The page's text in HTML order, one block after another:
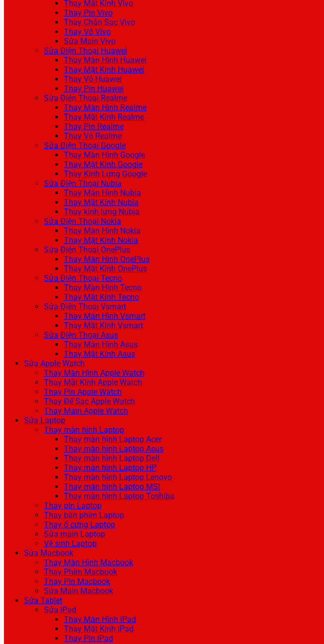
Thay Mặt Kính Vivo
Thay Pin Vivo
Thay Chân Sạc Vivo
Thay Vỏ Vivo
Sửa Main Vivo
Sửa Điện Thoại Huawei
Thay Màn Hình Huawei
Thay Mặt Kính Huawei
Thay Vỏ Huawei
Thay Pin Huawei
Sửa Điện Thoại Realme
Thay Màn Hình Realme
Thay Mặt Kính Realme
Thay Pin Realme
Thay Vỏ Realme
Sửa Điện Thoại Google
Thay Màn Hình Google
Thay Mặt Kính Google
Thay Kính Lưng Google
Sửa Điện Thoại Nubia
Thay Màn Hình Nubia
Thay Mặt Kính Nubia
Thay kính lưng Nubia
Sửa Điện Thoại Nokia
Thay Màn Hình Nokia
Thay Mặt Kính Nokia
Sửa Điện Thoại OnePlus
Thay Màn Hình OnePlus
Thay Mặt Kính OnePlus
Sửa Điện Thoại Tecno
Thay Màn Hình Tecno
Thay Mặt Kính Tecno
Sửa Điện Thoại Vsmart
Thay Màn Hình Vsmart
Thay Mặt Kính Vsmart
Sửa Điện Thoại Asus
Thay Màn Hình Asus
Thay Mặt Kính Asus
Sửa Apple Watch
Thay Màn Hình Apple Watch
Thay Mặt Kính Apple Watch
Thay Pin Apple Watch
Thay Đế Sạc Apple Watch
Thay Main Apple Watch
Sửa Laptop
Thay màn hình Laptop
Thay màn hình Laptop Acer
Thay màn hình Laptop Asus
Thay màn hình Laptop Dell
Thay màn hình Laptop HP
Thay màn hình Laptop Lenovo
Thay màn hình Laptop MSI
Thay màn hình Laptop Toshiba
Thay pin Laptop
Thay bàn phím Laptop
Thay ổ cứng Laptop
Sửa main Laptop
Vệ sinh Laptop
Sửa Macbook
Thay Màn Hình Macbook
Thay Phím Macbook
Thay Pin Macbook
Sửa Main Macbook
Sửa Tablet
Sửa iPad
Thay Màn Hình iPad
Thay Mặt Kính iPad
Thay Pin iPad